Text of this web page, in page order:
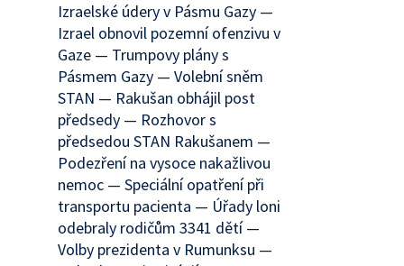
Izraelské údery v Pásmu Gazy —
Izrael obnovil pozemní ofenzivu v
Gaze — Trumpovy plány s
Pásmem Gazy — Volební sněm
STAN — Rakušan obhájil post
předsedy — Rozhovor s
předsedou STAN Rakušanem —
Podezření na vysoce nakažlivou
nemoc — Speciální opatření při
transportu pacienta — Úřady loni
odebraly rodičům 3341 dětí —
Volby prezidenta v Rumunksu —